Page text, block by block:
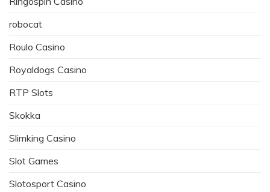
robocat
Roulo Casino
Royaldogs Casino
RTP Slots
Skokka
Slimking Casino
Slot Games
Slotosport Casino